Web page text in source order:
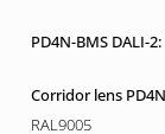
RAL9005